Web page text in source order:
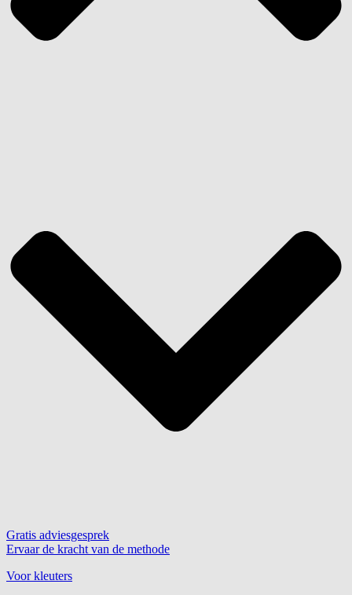
Gratis adviesgesprek
Ervaar de kracht van de methode
Voor kleuters